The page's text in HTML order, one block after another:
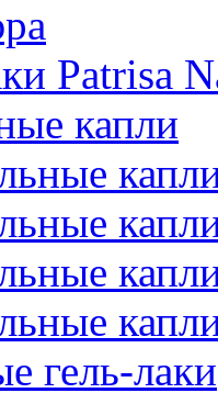
Patrisa
капли
гель-лаки